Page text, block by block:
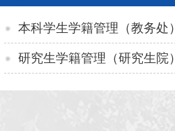
本科学生学籍管理（教务处）
研究生学籍管理（研究生院）